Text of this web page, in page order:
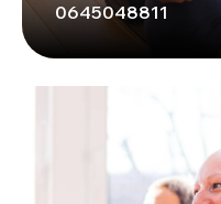
0645048811